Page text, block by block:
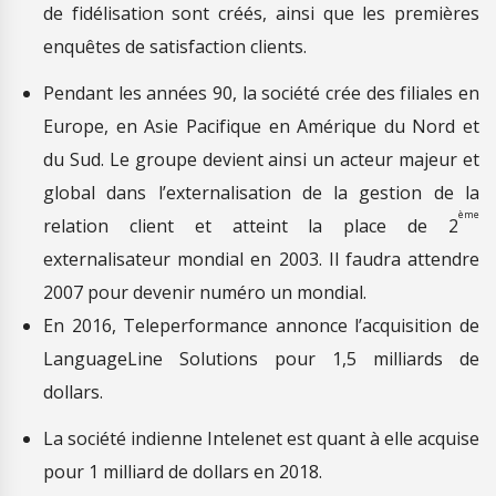
de fidélisation sont créés, ainsi que les premières
enquêtes de satisfaction clients.
Pendant les années 90, la société crée des filiales en
Europe, en Asie Pacifique en Amérique du Nord et
du Sud. Le groupe devient ainsi un acteur majeur et
global dans l’externalisation de la gestion de la
relation client et atteint la place de 2ème
externalisateur mondial en 2003. Il faudra attendre
2007 pour devenir numéro un mondial.
En 2016, Teleperformance annonce l’acquisition de
LanguageLine Solutions pour 1,5 milliards de
dollars.
La société indienne Intelenet est quant à elle acquise
pour 1 milliard de dollars en 2018.